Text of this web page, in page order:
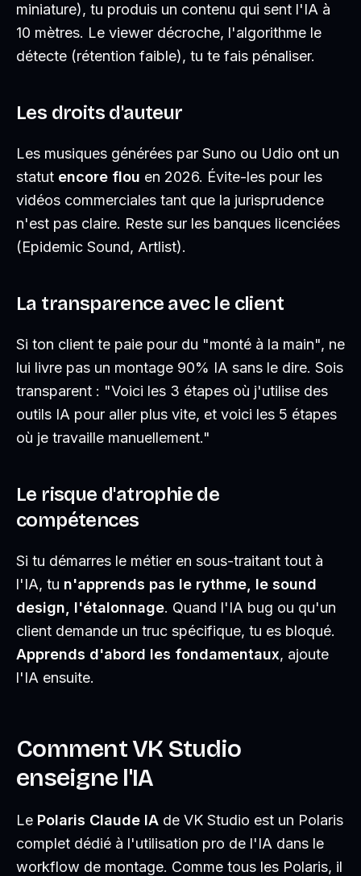
miniature), tu produis un contenu qui sent l'IA à
10 mètres. Le viewer décroche, l'algorithme le
détecte (rétention faible), tu te fais pénaliser.
Les droits d'auteur
Les musiques générées par Suno ou Udio ont un
statut encore flou en 2026. Évite-les pour les
vidéos commerciales tant que la jurisprudence
n'est pas claire. Reste sur les banques licenciées
(Epidemic Sound, Artlist).
La transparence avec le client
Si ton client te paie pour du "monté à la main", ne
lui livre pas un montage 90% IA sans le dire. Sois
transparent : "Voici les 3 étapes où j'utilise des
outils IA pour aller plus vite, et voici les 5 étapes
où je travaille manuellement."
Le risque d'atrophie de
compétences
Si tu démarres le métier en sous-traitant tout à
l'IA, tu n'apprends pas le rythme, le sound
design, l'étalonnage. Quand l'IA bug ou qu'un
client demande un truc spécifique, tu es bloqué.
Apprends d'abord les fondamentaux, ajoute
l'IA ensuite.
Comment VK Studio
enseigne l'IA
Le Polaris Claude IA de VK Studio est un Polaris
complet dédié à l'utilisation pro de l'IA dans le
workflow de montage. Comme tous les Polaris, il